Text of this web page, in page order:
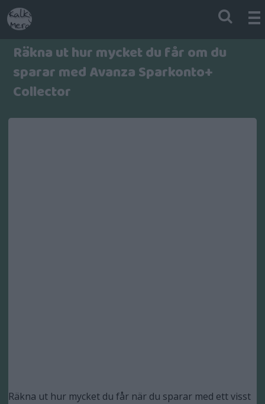
Räkna ut hur mycket du får om du
sparar med Avanza Sparkonto+
Collector
Räkna ut hur mycket du får när du sparar med ett visst